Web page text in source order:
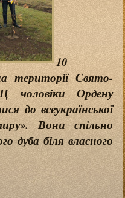
10
території Свято-
чоловіки Ордену
до всеукраїнської
Вони спільно
дуба біля власного